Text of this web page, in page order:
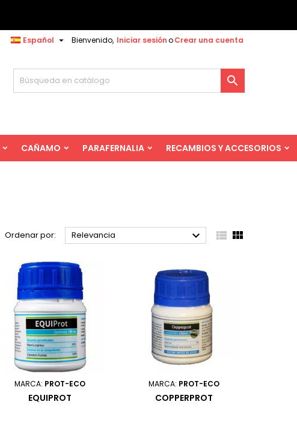
Bienvenido, Iniciar sesiónoCrear una cuenta
Español 

CAÑAMO PARAFERNALIA RECAMBIOS Y ACCESORIOS
Ordenar por: Relevancia   
MARCA: PROT-ECO
EQUIPROT
MARCA: PROT-ECO
COPPERPROT